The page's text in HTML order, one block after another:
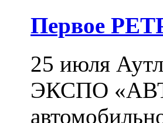
Первое
25 июля
ЭКСПО